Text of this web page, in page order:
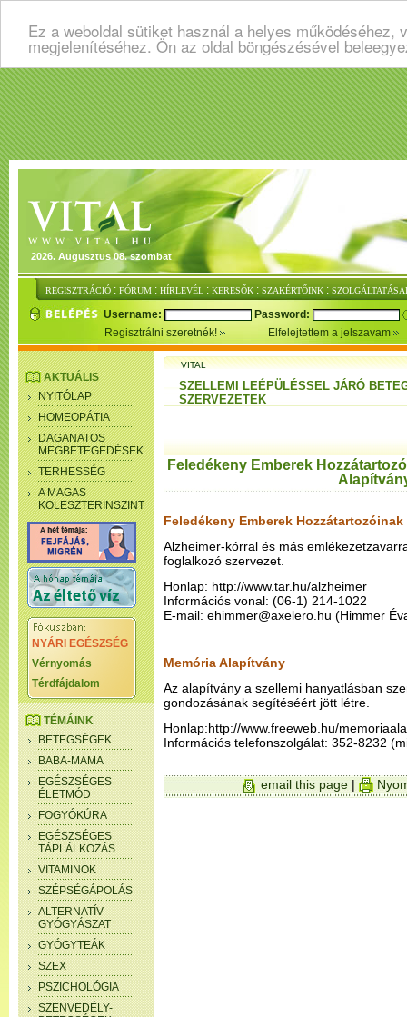
Ez a weboldal sütiket használ a helyes
megjelenítéséhez. Ön az oldal böngészésével
2026. Augusztus 08. szombat
REGISZTRÁCIÓ : FÓRUM : HÍRLEVÉL : KERESŐK : SZAKÉRTŐINK :
Username:
Password:
Regisztrálni szeretnék!
Elfelejtettem a jelszavam
AKTUÁLIS
NYITÓLAP
HOMEOPÁTIA
DAGANATOS
MEGBETEGEDÉSEK
TERHESSÉG
A MAGAS
KOLESZTERINSZINT
NYÁRI EGÉSZSÉG
Vérnyomás
Térdfájdalom
TÉMÁINK
BETEGSÉGEK
BABA-MAMA
EGÉSZSÉGES
ÉLETMÓD
FOGYÓKÚRA
EGÉSZSÉGES
TÁPLÁLKOZÁS
VITAMINOK
SZÉPSÉGÁPOLÁS
ALTERNATÍV
GYÓGYÁSZAT
GYÓGYTEÁK
SZEX
PSZICHOLÓGIA
SZENVEDÉLY-
VITAL
SZELLEMI LEÉPÜLÉSSEL JÁRÓ
SZERVEZETEK
Feledékeny Emberek
Feledékeny Emberek Hozzátartozóinak
Alzheimer-kórral és más
foglalkozó szervezet.
Honlap: http://www.tar.hu/alzheimer
Információs vonal: (06-1) 214-1022
E-mail: ehimmer@axelero.hu (Himmer
Memória Alapítvány
Az alapítvány a szellemi hanyatlásban
gondozásának segítéséért jött létre.
Honlap:http://www.freeweb.hu/
Információs telefonszolgálat: 352-8232
email this page |